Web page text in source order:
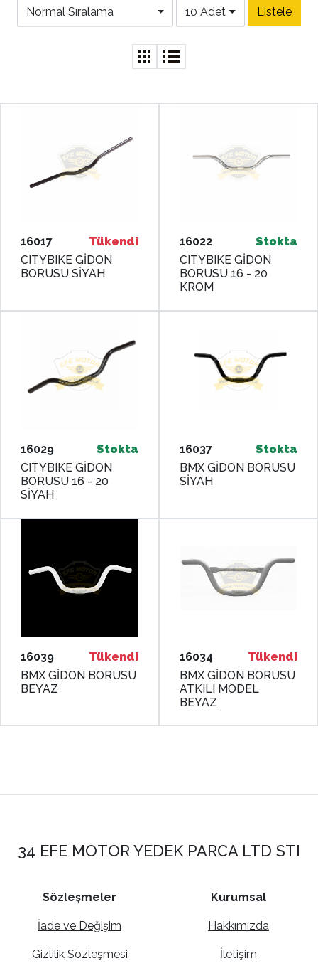
Normal Sıralama 10 Adet
16017
Tükendi
CITYBIKE GİDON
BORUSU SİYAH
16022
Stokta
CITYBIKE GİDON
BORUSU 16 - 20
KROM
16029
Stokta
CITYBIKE GİDON
BORUSU 16 - 20
SİYAH
16037
Stokta
BMX GİDON BORUSU
SİYAH
16039
Tükendi
BMX GİDON BORUSU
BEYAZ
16034
Tükendi
BMX GİDON BORUSU
ATKILI MODEL
BEYAZ
34 EFE MOTOR YEDEK PARCA LTD STI
Sözleşmeler
İade ve Değişim
Gizlilik Sözleşmesi
Kurumsal
Hakkımızda
İletişim